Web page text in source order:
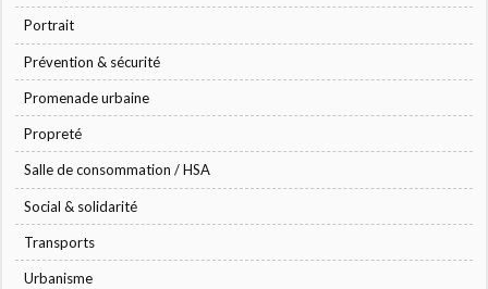
Portrait
Prévention & sécurité
Promenade urbaine
Propreté
Salle de consommation / HSA
Social & solidarité
Transports
Urbanisme